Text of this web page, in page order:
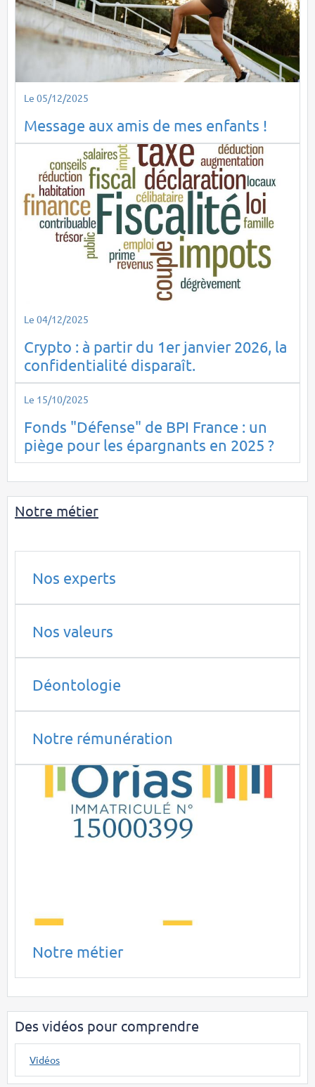
Le 05/12/2025
Message aux amis de mes enfants !
Le 04/12/2025
Crypto : à partir du 1er janvier 2026, la
confidentialité disparaît.
Le 15/10/2025
Fonds "Défense" de BPI France : un
piège pour les épargnants en 2025 ?
Notre métier
Nos experts
Nos valeurs
Déontologie
Notre rémunération
Notre métier
Des vidéos pour comprendre
Vidéos